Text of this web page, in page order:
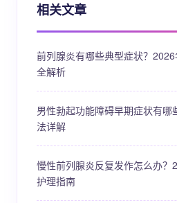
相关文章
前列腺炎有哪些典型症状？
全解析
男性勃起功能障碍早期症状有哪
法详解
慢性前列腺炎反复发作怎么办？
护理指南